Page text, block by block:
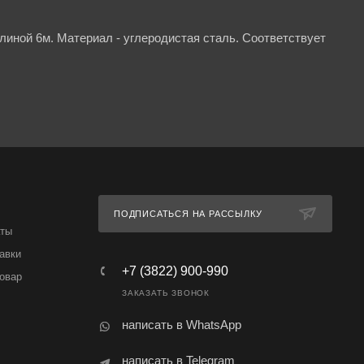
6м. Материал - углеродистая сталь. Соответствует
ПОДПИСАТЬСЯ НА РАССЫЛКУ
+7 (3822) 900-990
ЗАКАЗАТЬ ЗВОНОК
написать в WhatsApp
написать в Telegram